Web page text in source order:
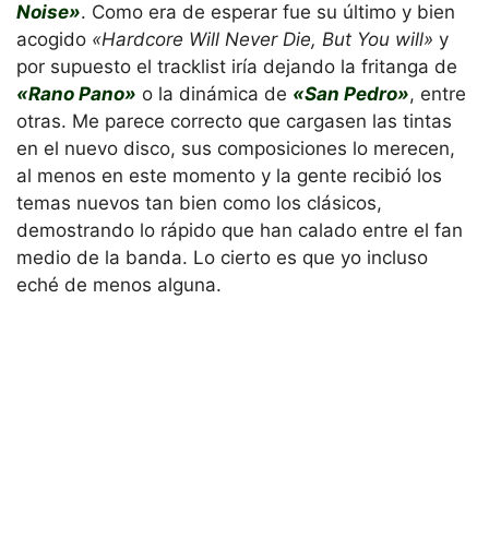
Noise». Como era de esperar fue su último y bien
acogido «Hardcore Will Never Die, But You will» y
por supuesto el tracklist iría dejando la fritanga de
«Rano Pano» o la dinámica de «San Pedro», entre
otras. Me parece correcto que cargasen las tintas
en el nuevo disco, sus composiciones lo merecen,
al menos en este momento y la gente recibió los
temas nuevos tan bien como los clásicos,
demostrando lo rápido que han calado entre el fan
medio de la banda. Lo cierto es que yo incluso
eché de menos alguna.